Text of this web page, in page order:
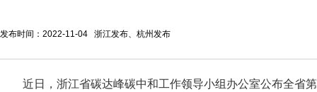
发布时间：2022-11-04 浙江发布、杭州发布
近日，浙江省碳达峰碳中和工作领导小组办公室公布全省